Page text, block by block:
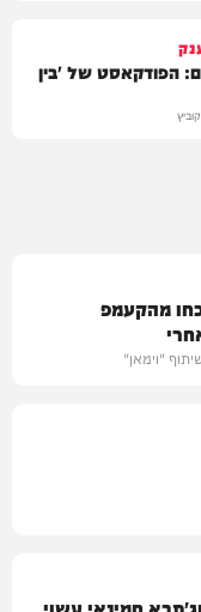
10 מבפנים: הפודקאסט של 'בין
מהקעמפ
"וימאן"